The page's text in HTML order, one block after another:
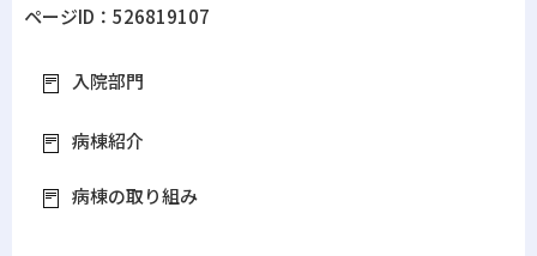
ページID：526819107
入院部門
病棟紹介
病棟の取り組み